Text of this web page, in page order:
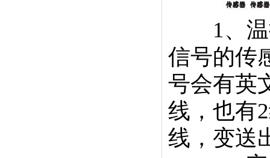
1、温
信号的传
号会有英
线，也有
线，变送